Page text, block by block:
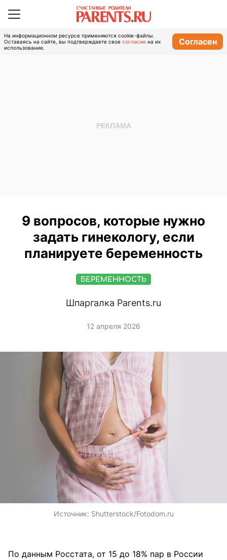
На информационном ресурсе применяются cookie-файлы.
Оставаясь на сайте, вы подтверждаете свое согласие на их
использование.
Согласен
9 вопросов, которые нужно
задать гинекологу, если
планируете беременность
БЕРЕМЕННОСТЬ
Шпаргалка Parents.ru
12 апреля 2026
Источник: Shutterstock/Fotodom.ru
По данным Росстата, от 15 до 18% пар в России